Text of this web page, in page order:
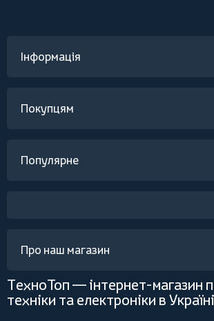
Інформація
Покупцям
Популярне
Про наш магазин
ТехноТоп — інтернет-магазин
техніки та електроніки в Україні